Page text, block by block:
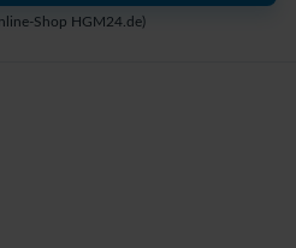
Shop HGM24.de)